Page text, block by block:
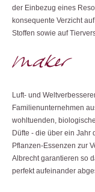
der Einbezug eines
konsequente Verzicht
Stoffen sowie auf
Luft- und
Familienunternehmen
wohltuenden,
Düfte - die über ein
Pflanzen-Essenzen zur
Albrecht garantieren so
perfekt aufeinander